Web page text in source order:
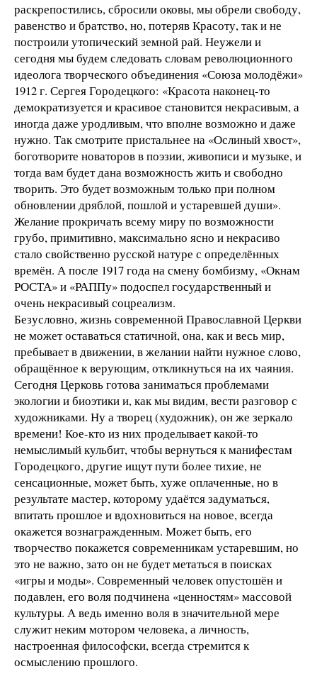
раскрепостились, сбросили оковы, мы обрели свободу,
равенство и братство, но, потеряв Красоту, так и не
построили утопический земной рай. Неужели и
сегодня мы будем следовать словам революционного
идеолога творческого объединения «Союза молодёжи»
1912 г. Сергея Городецкого: «Красота наконец-то
демократизуется и красивое становится некрасивым, а
иногда даже уродливым, что вполне возможно и даже
нужно. Так смотрите пристальнее на «Ослиный хвост»,
боготворите новаторов в поэзии, живописи и музыке, и
тогда вам будет дана возможность жить и свободно
творить. Это будет возможным только при полном
обновлении дряблой, пошлой и устаревшей души».
Желание прокричать всему миру по возможности
грубо, примитивно, максимально ясно и некрасиво
стало свойственно русской натуре с определённых
времён. А после 1917 года на смену бомбизму, «Окнам
РОСТА» и «РАППу» подоспел государственный и
очень некрасивый соцреализм.
Безусловно, жизнь современной Православной Церкви
не может оставаться статичной, она, как и весь мир,
пребывает в движении, в желании найти нужное слово,
обращённое к верующим, откликнуться на их чаяния.
Сегодня Церковь готова заниматься проблемами
экологии и биоэтики и, как мы видим, вести разговор с
художниками. Ну а творец (художник), он же зеркало
времени! Кое-кто из них проделывает какой-то
немыслимый кульбит, чтобы вернуться к манифестам
Городецкого, другие ищут пути более тихие, не
сенсационные, может быть, хуже оплаченные, но в
результате мастер, которому удаётся задуматься,
впитать прошлое и вдохновиться на новое, всегда
окажется вознагражденным. Может быть, его
творчество покажется современникам устаревшим, но
это не важно, зато он не будет метаться в поисках
«игры и моды». Современный человек опустошён и
подавлен, его воля подчинена «ценностям» массовой
культуры. А ведь именно воля в значительной мере
служит неким мотором человека, а личность,
настроенная философски, всегда стремится к
осмыслению прошлого.